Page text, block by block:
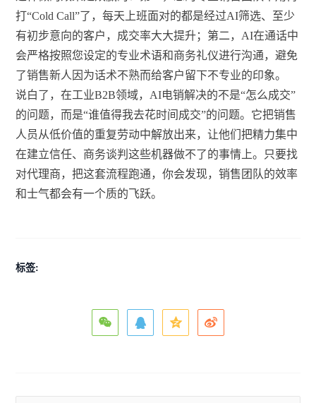
打“Cold Call”了，每天上班面对的都是经过AI筛选、至少
有初步意向的客户，成交率大大提升；第二，AI在通话中
会严格按照您设定的专业术语和商务礼仪进行沟通，避免
了销售新人因为话术不熟而给客户留下不专业的印象。
说白了，在工业B2B领域，AI电销解决的不是“怎么成交”
的问题，而是“谁值得我去花时间成交”的问题。它把销售
人员从低价值的重复劳动中解放出来，让他们把精力集中
在建立信任、商务谈判这些机器做不了的事情上。只要找
对代理商，把这套流程跑通，你会发现，销售团队的效率
和士气都会有一个质的飞跃。
标签: